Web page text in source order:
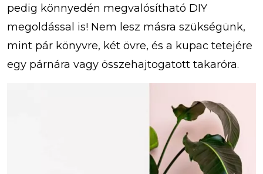
pedig könnyedén megvalósítható DIY
megoldással is! Nem lesz másra szükségünk,
mint pár könyvre, két övre, és a kupac tetejére
egy párnára vagy összehajtogatott takaróra.